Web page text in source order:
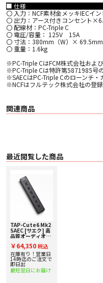
■ 仕様
〇 入力：NCF素材金メッキIECイン
〇 出力：アース付きコンセント
〇 配線材：PC-Triple C
〇 電圧/容量： 125V 15A
〇 寸法：380mm（W）×
〇 重量：1.6kg
※PC-Triple CはFCM株式会社およ
※PC-Triple Cは特許第5871985号
※SAECはPC-Triple Cのローンチ・
※NCFはフルテック株式会社の登録
関連商品
最近閲覧した商品
TAP-Cute6 Mk2
SAEC [サエク] 高
品質オーディオ用
￥64,350 税込
在庫有り！営業日
14時迄のご注文で
即日出
最短翌日にお届け